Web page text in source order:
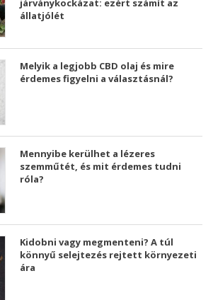
járványkockázat: ezért számít az
állatjólét
Melyik a legjobb CBD olaj és mire
érdemes figyelni a választásnál?
Mennyibe kerülhet a lézeres
szemműtét, és mit érdemes tudni
róla?
Kidobni vagy megmenteni? A túl
könnyű selejtezés rejtett környezeti
ára